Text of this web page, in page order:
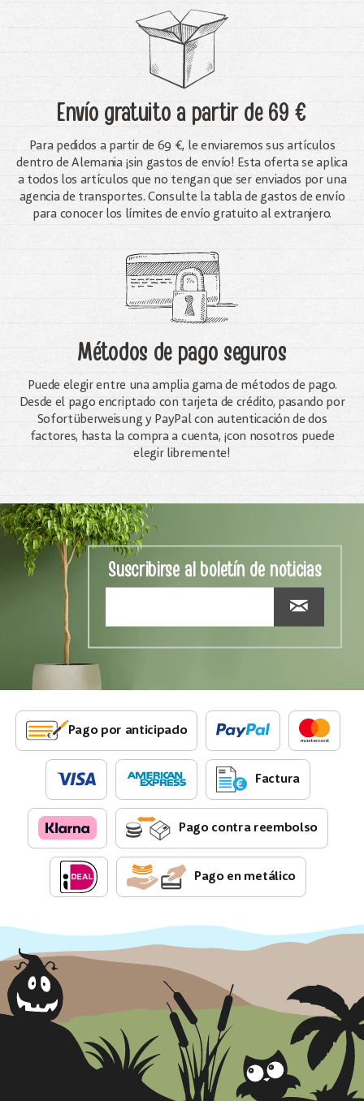
Envío gratuitoa partir de 69 €
Para pedidos a partir de 69 €, le enviaremos sus artículos
dentro de Alemania ¡sin gastos de envío! Esta oferta se aplica
a todos los artículos que no tengan que ser enviados por una
agencia de transportes. Consulte la tabla de gastos de envío
para conocer los límites de envío gratuito al extranjero.
Métodos de pago seguros
Puede elegir entre una amplia gama de métodos de pago.
Desde el pago encriptado con tarjeta de crédito, pasando por
Sofortüberweisung y PayPal con autenticación de dos
factores, hasta la compra a cuenta, ¡con nosotros puede
elegir libremente!
Suscribirse al boletín de noticias
Pago por anticipado
Factura
Pago contra reembolso
Pago en metálico